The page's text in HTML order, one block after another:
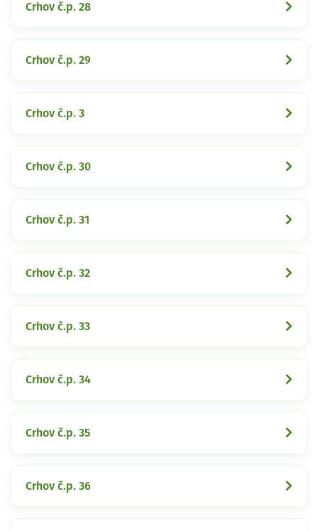
Crhov č.p. 28
Crhov č.p. 29
Crhov č.p. 3
Crhov č.p. 30
Crhov č.p. 31
Crhov č.p. 32
Crhov č.p. 33
Crhov č.p. 34
Crhov č.p. 35
Crhov č.p. 36